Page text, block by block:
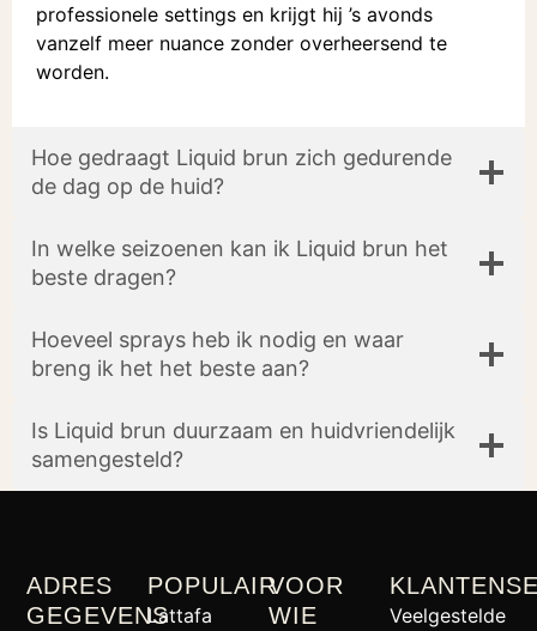
professionele settings en krijgt hij ’s avonds
vanzelf meer nuance zonder overheersend te
worden.
Hoe gedraagt Liquid brun zich gedurende
de dag op de huid?
In welke seizoenen kan ik Liquid brun het
beste dragen?
Hoeveel sprays heb ik nodig en waar
breng ik het het beste aan?
Is Liquid brun duurzaam en huidvriendelijk
samengesteld?
ADRES
GEGEVENS
POPULAIR
Lattafa
VOOR
WIE
Veelgestelde